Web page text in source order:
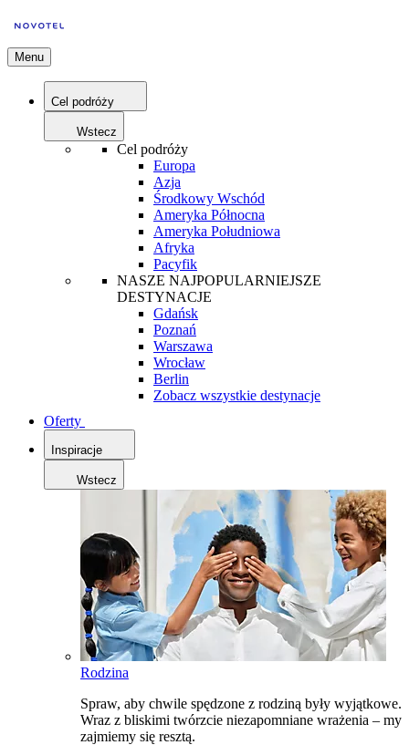
Menu
Cel podróży
Wstecz
Cel podróży
Europa
Azja
Środkowy Wschód
Ameryka Północna
Ameryka Południowa
Afryka
Pacyfik
NASZE NAJPOPULARNIEJSZE
DESTYNACJE
Gdańsk
Poznań
Warszawa
Wrocław
Berlin
Zobacz wszystkie destynacje
Oferty
Inspiracje
Wstecz
Rodzina
Spraw, aby chwile spędzone z rodziną były wyjątkowe.
Wraz z bliskimi twórzcie niezapomniane wrażenia – my
zajmiemy się resztą.